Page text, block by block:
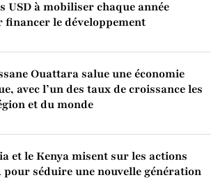
USD à mobiliser chaque année
financer le développement
Ouattara salue une économie
avec l’un des taux de croissance les
et du monde
et le Kenya misent sur les actions
séduire une nouvelle génération